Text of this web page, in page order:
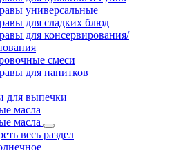
универсальные
для сладких блюд
для консервирования/
смеси
для напитков
для выпечки
масла
масла
весь раздел